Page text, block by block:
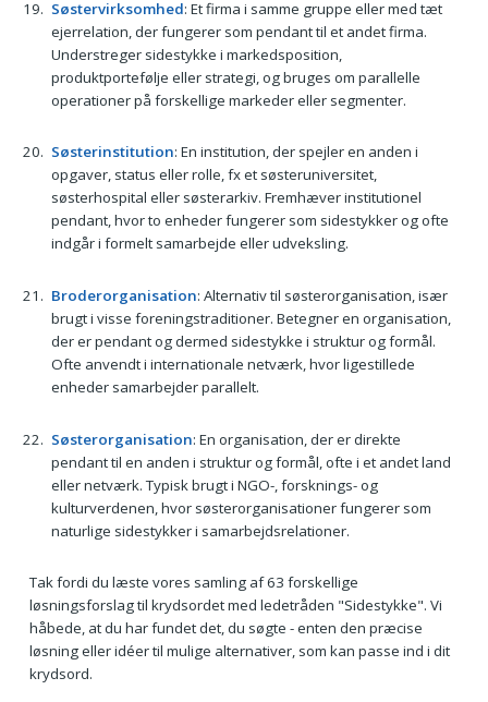
Søstervirksomhed: Et firma i samme gruppe eller med tæt
ejerrelation, der fungerer som pendant til et andet firma.
Understreger sidestykke i markedsposition,
produktportefølje eller strategi, og bruges om parallelle
operationer på forskellige markeder eller segmenter.
Søsterinstitution: En institution, der spejler en anden i
opgaver, status eller rolle, fx et søsteruniversitet,
søsterhospital eller søsterarkiv. Fremhæver institutionel
pendant, hvor to enheder fungerer som sidestykker og ofte
indgår i formelt samarbejde eller udveksling.
Broderorganisation: Alternativ til søsterorganisation, især
brugt i visse foreningstraditioner. Betegner en organisation,
der er pendant og dermed sidestykke i struktur og formål.
Ofte anvendt i internationale netværk, hvor ligestillede
enheder samarbejder parallelt.
Søsterorganisation: En organisation, der er direkte
pendant til en anden i struktur og formål, ofte i et andet land
eller netværk. Typisk brugt i NGO-, forsknings- og
kulturverdenen, hvor søsterorganisationer fungerer som
naturlige sidestykker i samarbejdsrelationer.
Tak fordi du læste vores samling af 63 forskellige
løsningsforslag til krydsordet med ledetråden "Sidestykke". Vi
håbede, at du har fundet det, du søgte - enten den præcise
løsning eller idéer til mulige alternativer, som kan passe ind i dit
krydsord.